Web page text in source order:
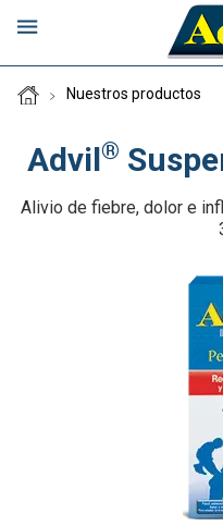
¿Por
Advil
Advil
Advil
Centro de
Nuestros productos
Advil®
Alivio de fiebre, dolor e